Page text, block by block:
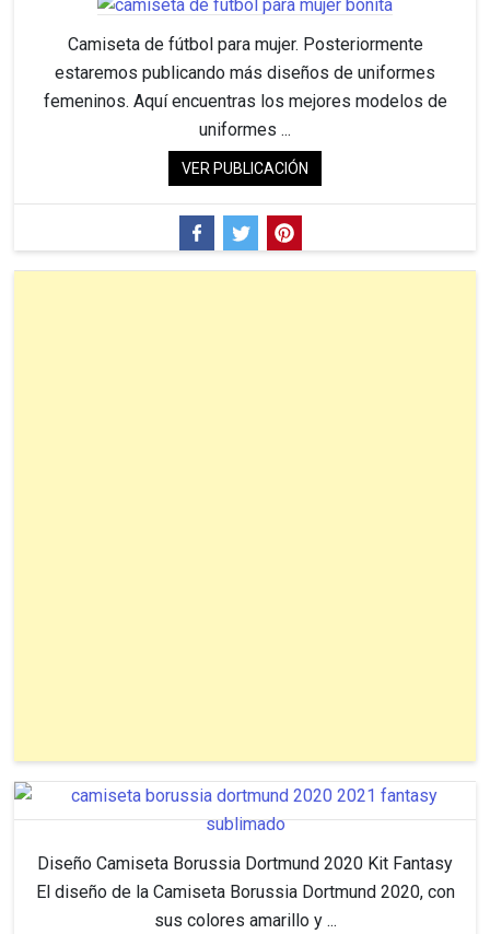
Camiseta de fútbol para mujer. Posteriormente
estaremos publicando más diseños de uniformes
femeninos. Aquí encuentras los mejores modelos de
uniformes ...
VER PUBLICACIÓN
Diseño Camiseta Borussia Dortmund 2020 Kit Fantasy
El diseño de la Camiseta Borussia Dortmund 2020, con
sus colores amarillo y ...